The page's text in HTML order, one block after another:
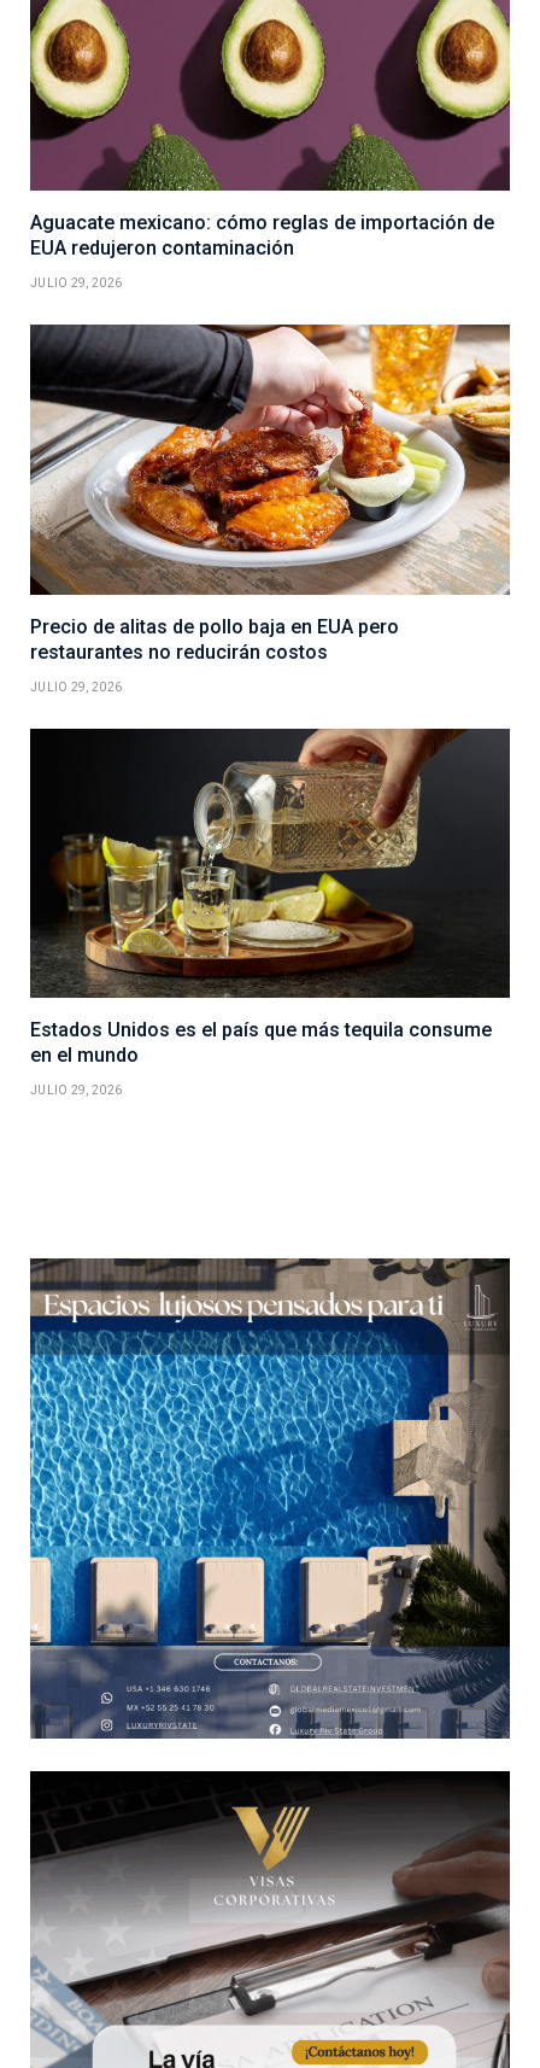
Aguacate mexicano: cómo reglas de importación de
EUA redujeron contaminación
JULIO 29, 2026
Precio de alitas de pollo baja en EUA pero
restaurantes no reducirán costos
JULIO 29, 2026
Estados Unidos es el país que más tequila consume
en el mundo
JULIO 29, 2026